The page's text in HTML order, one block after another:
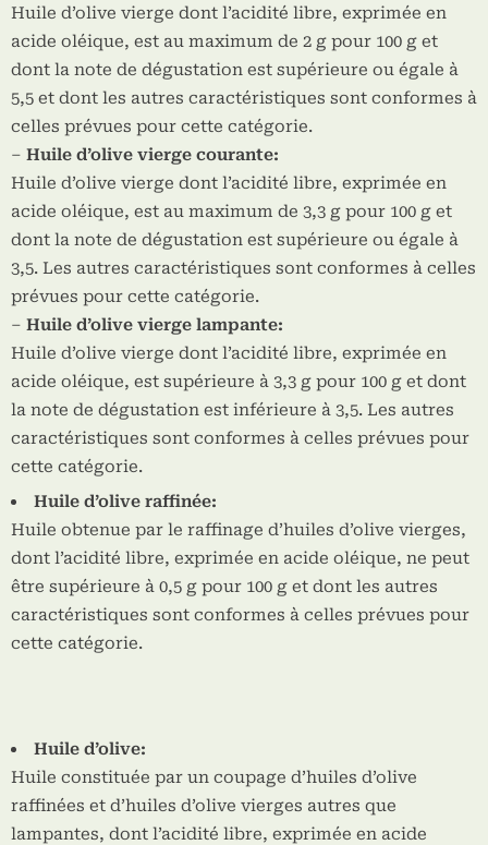
Huile d’olive vierge dont l’acidité libre, exprimée en
acide oléique, est au maximum de 2 g pour 100 g et
dont la note de dégustation est supérieure ou égale à
5,5 et dont les autres caractéristiques sont conformes à
celles prévues pour cette catégorie.
– Huile d’olive vierge courante:
Huile d’olive vierge dont l’acidité libre, exprimée en
acide oléique, est au maximum de 3,3 g pour 100 g et
dont la note de dégustation est supérieure ou égale à
3,5. Les autres caractéristiques sont conformes à celles
prévues pour cette catégorie.
– Huile d’olive vierge lampante:
Huile d’olive vierge dont l’acidité libre, exprimée en
acide oléique, est supérieure à 3,3 g pour 100 g et dont
la note de dégustation est inférieure à 3,5. Les autres
caractéristiques sont conformes à celles prévues pour
cette catégorie.
Huile d’olive raffinée:
Huile obtenue par le raffinage d’huiles d’olive vierges,
dont l’acidité libre, exprimée en acide oléique, ne peut
être supérieure à 0,5 g pour 100 g et dont les autres
caractéristiques sont conformes à celles prévues pour
cette catégorie.
Huile d’olive:
Huile constituée par un coupage d’huiles d’olive
raffinées et d’huiles d’olive vierges autres que
lampantes, dont l’acidité libre, exprimée en acide